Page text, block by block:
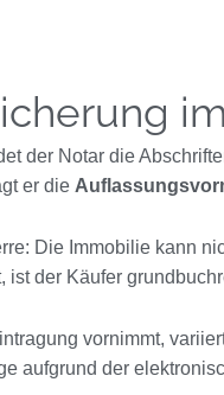
der Notar die
er die
Die Immobilie kann
der Käufer
vornimmt,
aufgrund der